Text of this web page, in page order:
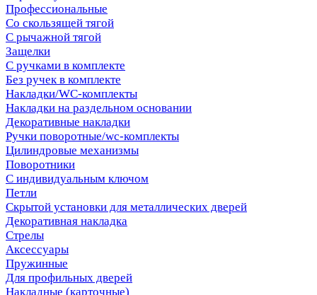
Профессиональные
Со скользящей тягой
С рычажной тягой
Защелки
С ручками в комплекте
Без ручек в комплекте
Накладки/WC-комплекты
Накладки на раздельном основании
Декоративные накладки
Ручки поворотные/wc-комплекты
Цилиндровые механизмы
Поворотники
С индивидуальным ключом
Петли
Скрытой установки для металлических дверей
Декоративная накладка
Стрелы
Аксессуары
Пружинные
Для профильных дверей
Накладные (карточные)